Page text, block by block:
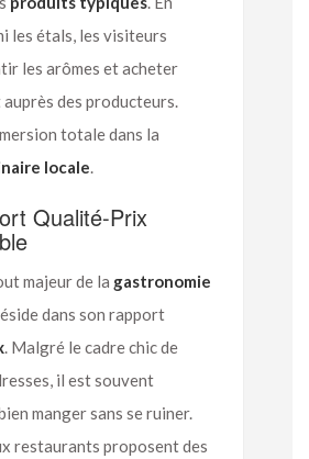
les étals, les visiteurs
les arômes et acheter
des producteurs.
totale dans la
locale.
Qualité-Prix
majeur de la gastronomie
dans son rapport
. Malgré le cadre chic de
il est souvent
manger sans se ruiner.
restaurants proposent des